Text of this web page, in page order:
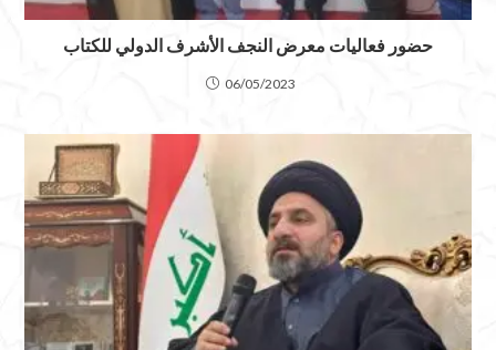
حضور فعاليات معرض النجف الأشرف الدولي للكتاب
06/05/2023